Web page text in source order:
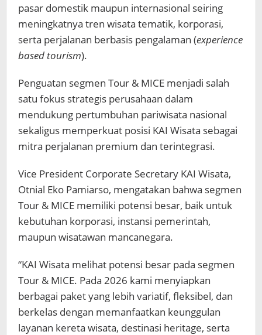
pasar domestik maupun internasional seiring
meningkatnya tren wisata tematik, korporasi,
serta perjalanan berbasis pengalaman (experience
based tourism).
Penguatan segmen Tour & MICE menjadi salah
satu fokus strategis perusahaan dalam
mendukung pertumbuhan pariwisata nasional
sekaligus memperkuat posisi KAI Wisata sebagai
mitra perjalanan premium dan terintegrasi.
Vice President Corporate Secretary KAI Wisata,
Otnial Eko Pamiarso, mengatakan bahwa segmen
Tour & MICE memiliki potensi besar, baik untuk
kebutuhan korporasi, instansi pemerintah,
maupun wisatawan mancanegara.
“KAI Wisata melihat potensi besar pada segmen
Tour & MICE. Pada 2026 kami menyiapkan
berbagai paket yang lebih variatif, fleksibel, dan
berkelas dengan memanfaatkan keunggulan
layanan kereta wisata, destinasi heritage, serta